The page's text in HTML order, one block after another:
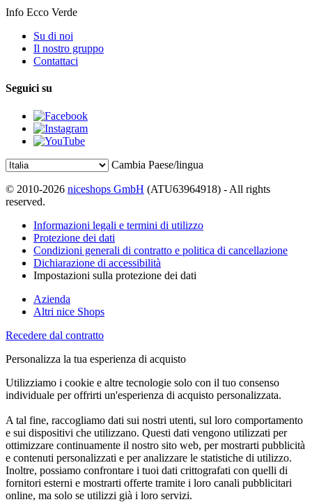
Info Ecco Verde
Su di noi
Il nostro gruppo
Contattaci
Seguici su
Cambia Paese/lingua
© 2010-2026 niceshops GmbH (ATU63964918) - All rights
reserved.
Informazioni legali e termini di utilizzo
Protezione dei dati
Condizioni generali di contratto e politica di cancellazione
Dichiarazione di accessibilità
Impostazioni sulla protezione dei dati
Azienda
Altri nice Shops
Recedere dal contratto
Personalizza la tua esperienza di acquisto
Utilizziamo i cookie e altre tecnologie solo con il tuo consenso
individuale per offrirti un'esperienza di acquisto personalizzata.
A tal fine, raccogliamo dati sui nostri utenti, sul loro comportamento
e sui dispositivi che utilizzano. Questi dati vengono utilizzati per
ottimizzare continuamente il nostro sito web, per mostrarti pubblicità
e contenuti personalizzati e per analizzare le statistiche di utilizzo.
Inoltre, possiamo confrontare i tuoi dati crittografati con quelli di
fornitori esterni e mostrarti offerte tramite i loro canali pubblicitari
online, ma solo se utilizzi già i loro servizi.